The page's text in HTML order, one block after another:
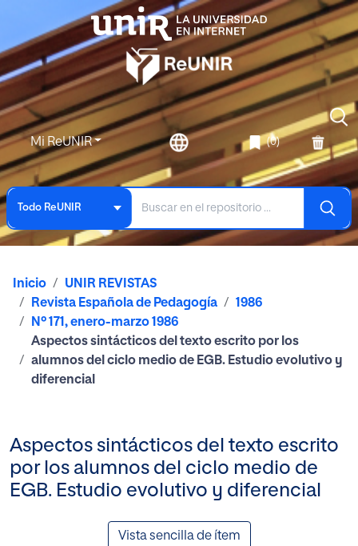
Mi ReUNIR (0)
Todo ReUNIR
Inicio
UNIR REVISTAS
Revista Española de Pedagogía
1986
Nº 171, enero-marzo 1986
Aspectos sintácticos del texto escrito por los
alumnos del ciclo medio de EGB. Estudio evolutivo y
diferencial
Aspectos sintácticos del texto escrito
por los alumnos del ciclo medio de
EGB. Estudio evolutivo y diferencial
Vista sencilla de ítem